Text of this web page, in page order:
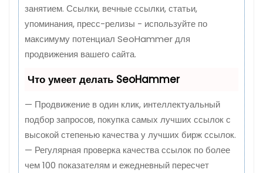
занятием. Ссылки, вечные ссылки, статьи,
упоминания, пресс-релизы - используйте по
максимуму потенциал SeoHammer для
продвижения вашего сайта.
Что умеет делать SeoHammer
— Продвижение в один клик, интеллектуальный
подбор запросов, покупка самых лучших ссылок с
высокой степенью качества у лучших бирж ссылок.
— Регулярная проверка качества ссылок по более
чем 100 показателям и ежедневный пересчет